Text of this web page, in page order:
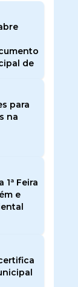
de
para
na
Feira
e